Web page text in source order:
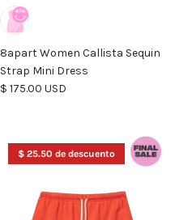
8apart Women Callista Sequin
Strap Mini Dress
Precio normal
$ 175.00 USD
$ 25.50 de descuento